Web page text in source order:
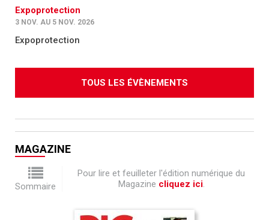
Expoprotection
3 NOV. AU 5 NOV. 2026
Expoprotection
TOUS LES ÉVÈNEMENTS
MAGAZINE
Sommaire
Pour lire et feuilleter l'édition numérique du
Magazine cliquez ici.